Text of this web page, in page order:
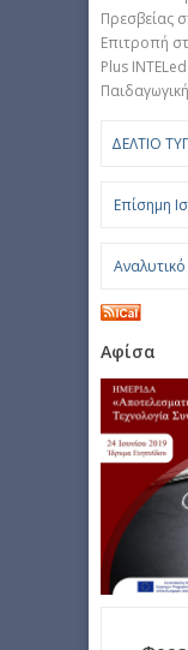
Πρεσβείας
Επιτροπή
Plus
ΔΕΛΤΙΟ
Επίσημη
Αφίσα